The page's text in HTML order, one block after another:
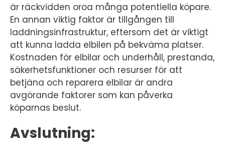
är räckvidden oroa många potentiella köpare.
En annan viktig faktor är tillgången till
laddningsinfrastruktur, eftersom det är viktigt
att kunna ladda elbilen på bekväma platser.
Kostnaden för elbilar och underhåll, prestanda,
säkerhetsfunktioner och resurser för att
betjäna och reparera elbilar är andra
avgörande faktorer som kan påverka
köparnas beslut.
Avslutning: